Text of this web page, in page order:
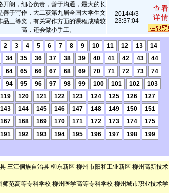
开朗，细心负责，善于沟通，最大的长
善于写作，大二获第九届全国大学生文
品三等奖，有关写作方面的课程成绩较
高，还会做小手工。
2014/4/3
23:37:04
查看
详情
2 3 4 5 6 7 8 9 10 11 12 13
14
34 35 36 37 38 39 40 41 42 43
44
64 65 66 67 68 69 70 71 72 73
74
94 95 96 97 98 99 100 101 102
103
119 120 121 122 123 124 125 126
127
143 144 145 146 147 148 149 150
151
167 168 169 170 171 172 173 174
175
191 192 193 194 195 196 197 198
199
三江侗族自治县 柳东新区 柳州市阳和工业新区 柳州高新技术
师范高等专科学校 柳州医学高等专科学校 柳州城市职业技术学